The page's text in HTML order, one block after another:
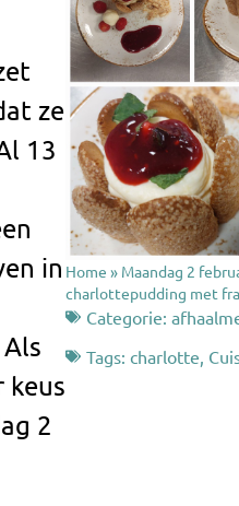
ze
13
in
keus
2
Home » Maandag 2
charlottepudding met
Categorie:
Tags:charlotte